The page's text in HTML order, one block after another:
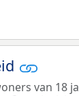
van 18